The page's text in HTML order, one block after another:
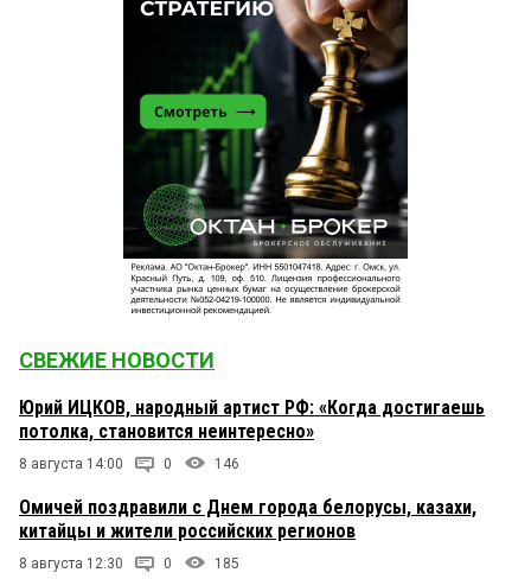
СВЕЖИЕ НОВОСТИ
Юрий ИЦКОВ, народный артист РФ: «Когда достигаешь
потолка, становится неинтересно»
8 августа 14:00 0 146
Омичей поздравили с Днем города белорусы, казахи,
китайцы и жители российских регионов
8 августа 12:30 0 185